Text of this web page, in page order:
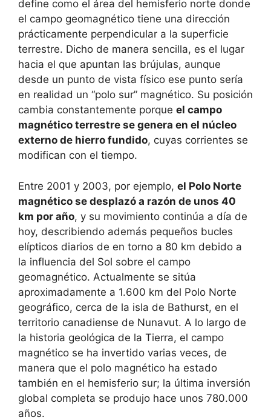
define como el área del hemisferio norte donde
el campo geomagnético tiene una dirección
prácticamente perpendicular a la superficie
terrestre. Dicho de manera sencilla, es el lugar
hacia el que apuntan las brújulas, aunque
desde un punto de vista físico ese punto sería
en realidad un “polo sur” magnético. Su posición
cambia constantemente porque el campo
magnético terrestre se genera en el núcleo
externo de hierro fundido, cuyas corrientes se
modifican con el tiempo.
Entre 2001 y 2003, por ejemplo, el Polo Norte
magnético se desplazó a razón de unos 40
km por año, y su movimiento continúa a día de
hoy, describiendo además pequeños bucles
elípticos diarios de en torno a 80 km debido a
la influencia del Sol sobre el campo
geomagnético. Actualmente se sitúa
aproximadamente a 1.600 km del Polo Norte
geográfico, cerca de la isla de Bathurst, en el
territorio canadiense de Nunavut. A lo largo de
la historia geológica de la Tierra, el campo
magnético se ha invertido varias veces, de
manera que el polo magnético ha estado
también en el hemisferio sur; la última inversión
global completa se produjo hace unos 780.000
años.